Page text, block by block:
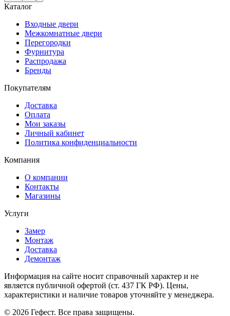
Каталог
Входные двери
Межкомнатные двери
Перегородки
Фурнитура
Распродажа
Бренды
Покупателям
Доставка
Оплата
Мои заказы
Личный кабинет
Политика конфиденциальности
Компания
О компании
Контакты
Магазины
Услуги
Замер
Монтаж
Доставка
Демонтаж
Информация на сайте носит справочный характер и не
является публичной офертой (ст. 437 ГК РФ). Цены,
характеристики и наличие товаров уточняйте у менеджера.
© 2026 Гефест. Все права защищены.